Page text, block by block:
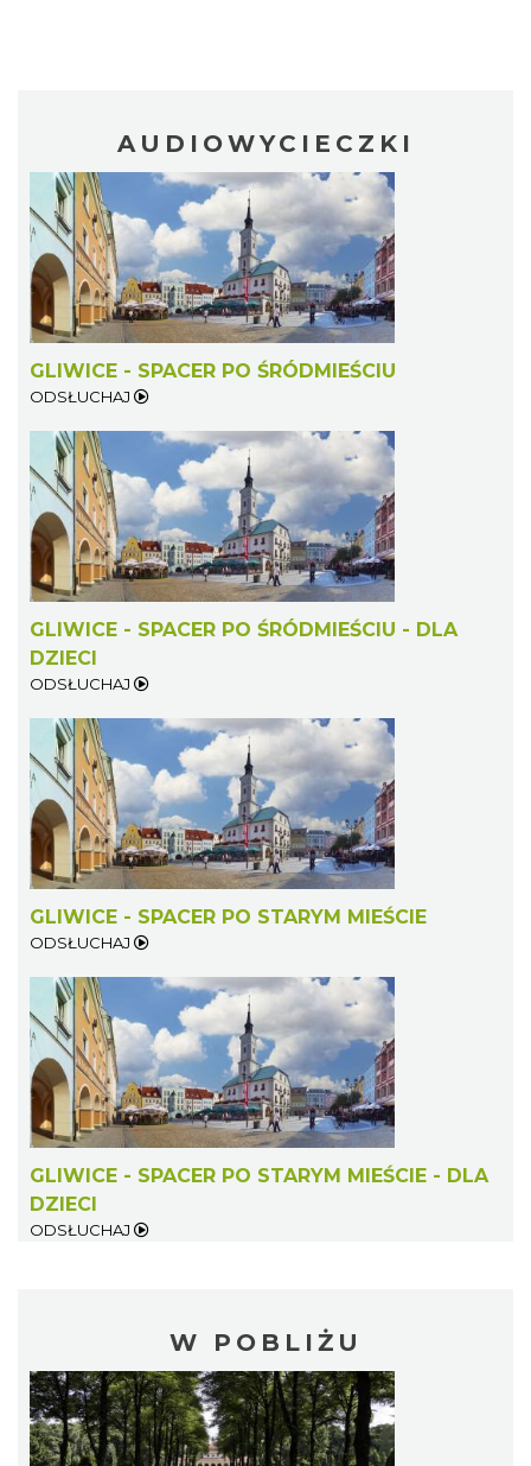
AUDIOWYCIECZKI
GLIWICE - SPACER PO ŚRÓDMIEŚCIU
ODSŁUCHAJ
GLIWICE - SPACER PO ŚRÓDMIEŚCIU - DLA
DZIECI
ODSŁUCHAJ
GLIWICE - SPACER PO STARYM MIEŚCIE
ODSŁUCHAJ
GLIWICE - SPACER PO STARYM MIEŚCIE - DLA
DZIECI
ODSŁUCHAJ
W POBLIŻU